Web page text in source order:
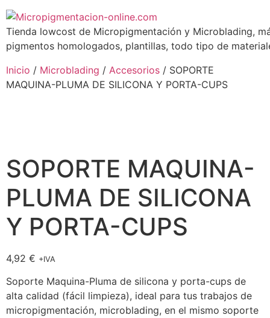
Tienda lowcost de Micropigmentación y Microblading,
pigmentos homologados, plantillas, todo tipo de
Inicio / Microblading / Accesorios / SOPORTE
MAQUINA-PLUMA DE SILICONA Y PORTA-CUPS
SOPORTE MAQUINA-
PLUMA DE SILICONA
Y PORTA-CUPS
4,92 € +IVA
Soporte Maquina-Pluma de silicona y porta-cups de
alta calidad (fácil limpieza), ideal para tus trabajos de
micropigmentación, microblading, en el mismo soporte